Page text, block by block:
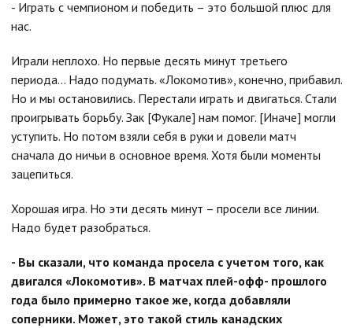
- Играть с чемпионом и победить – это большой плюс для
нас.
Играли неплохо. Но первые десять минут третьего
периода… Надо подумать. «Локомотив», конечно, прибавил.
Но и мы остановились. Перестали играть и двигаться. Стали
проигрывать борьбу. Зак [Фукале] нам помог. [Иначе] могли
уступить. Но потом взяли себя в руки и довели матч
сначала до ничьи в основное время. Хотя были моменты
зацепиться.
Хорошая игра. Но эти десять минут – просели все линии.
Надо будет разобраться.
- Вы сказали, что команда просела с учетом того, как
двигался «Локомотив». В матчах плей-офф- прошлого
года было примерно такое же, когда добавляли
соперники. Может, это такой стиль канадских